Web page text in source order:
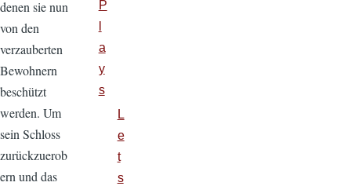
denen sie nun
von den
verzauberten
Bewohnern
beschützt
werden. Um
sein Schloss
zurückzuerob
ern und das
P
a
y
s
L
e
t
s